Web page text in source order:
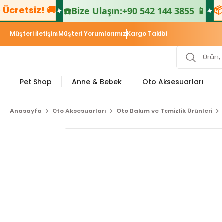
🚚 ☎️Bize Ulaşın:+90 542 144 3855 📱 📦
Müşteri İletişimMüşteri YorumlarımızKargo Takibi
Pet Shop Anne & Bebek Oto Aksesuarları
Anasayfa Oto Aksesuarları Oto Bakım ve Temizlik Ürünleri